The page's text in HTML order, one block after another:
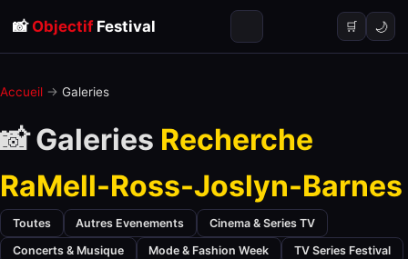
📸 ObjectifFestival 🛒 🌙
Accueil → Galeries
📸 Galeries Recherche
RaMell-Ross-Joslyn-Barnes
Toutes Autres Evenements Cinema & Series TV
Concerts & Musique Mode & Fashion Week
TV Series Festival